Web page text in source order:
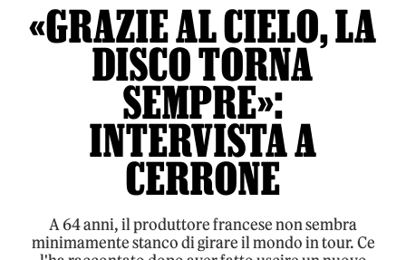
«GRAZIE AL CIELO, LA
DISCO TORNA
SEMPRE»:
INTERVISTA A
CERRONE
A 64 anni, il produttore francese non sembra
minimamente stanco di girare il mondo in tour. Ce